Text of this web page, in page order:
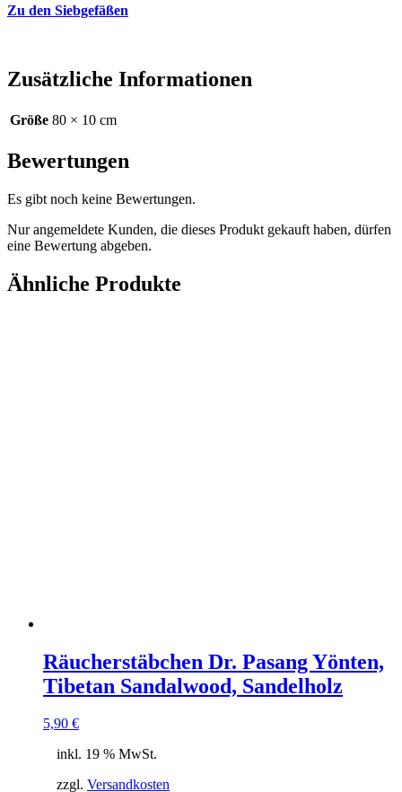
Zu den Siebgefäßen
Zusätzliche Informationen
Größe 80 × 10 cm
Bewertungen
Es gibt noch keine Bewertungen.
Nur angemeldete Kunden, die dieses Produkt gekauft haben, dürfen
eine Bewertung abgeben.
Ähnliche Produkte
Räucherstäbchen Dr. Pasang Yönten,
Tibetan Sandalwood, Sandelholz
5,90 €
inkl. 19 % MwSt.
zzgl. Versandkosten